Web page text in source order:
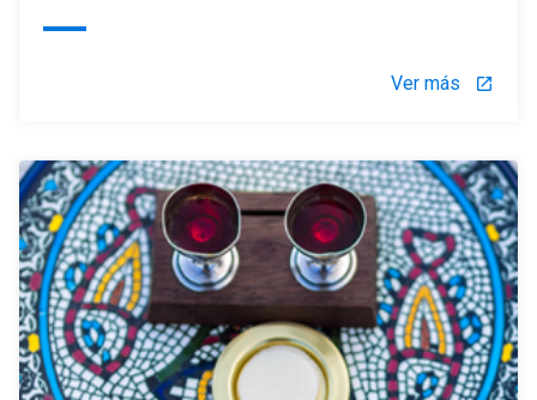
Ver más launch